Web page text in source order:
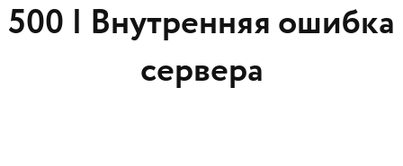
500 | Внутренняя ошибка
сервера